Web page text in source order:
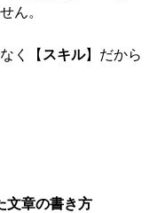
ん。
く【 スキル】だから
文章の書き方